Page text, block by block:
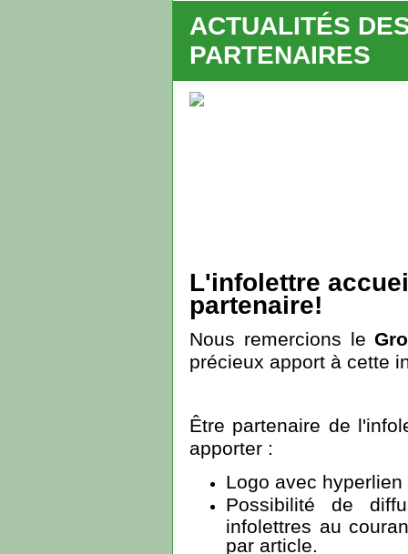
ACTUALITÉS
PARTENAIRES
L'infolettre
partenaire!
Nous remercions le
précieux apport à cette
Être partenaire de
apporter :
Logo avec
Possibilité de
infolettres au
par article.